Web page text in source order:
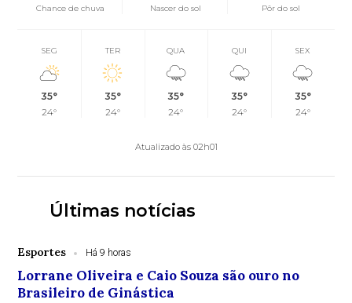
Chance de chuva
Nascer do sol Pôr do sol
SEG
35°
24°
TER
35°
24°
QUA
35°
24°
QUI
35°
24°
SEX
35°
24°
Atualizado às 02h01
Últimas notícias
Esportes Há 9 horas
Lorrane Oliveira e Caio Souza são ouro no
Brasileiro de Ginástica